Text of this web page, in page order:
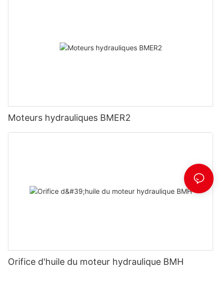
Moteurs hydrauliques BMER2
Orifice d'huile du moteur hydraulique BMH